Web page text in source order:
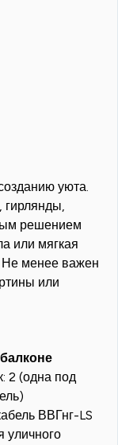
уюта.
гирлянды,
решением
или мягкая
Не менее важен
или
2 (одна под
ВВГнг-LS
уличного